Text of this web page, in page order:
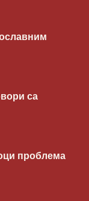
са
проблема